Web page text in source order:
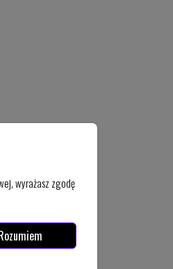
wyrażasz zgodę